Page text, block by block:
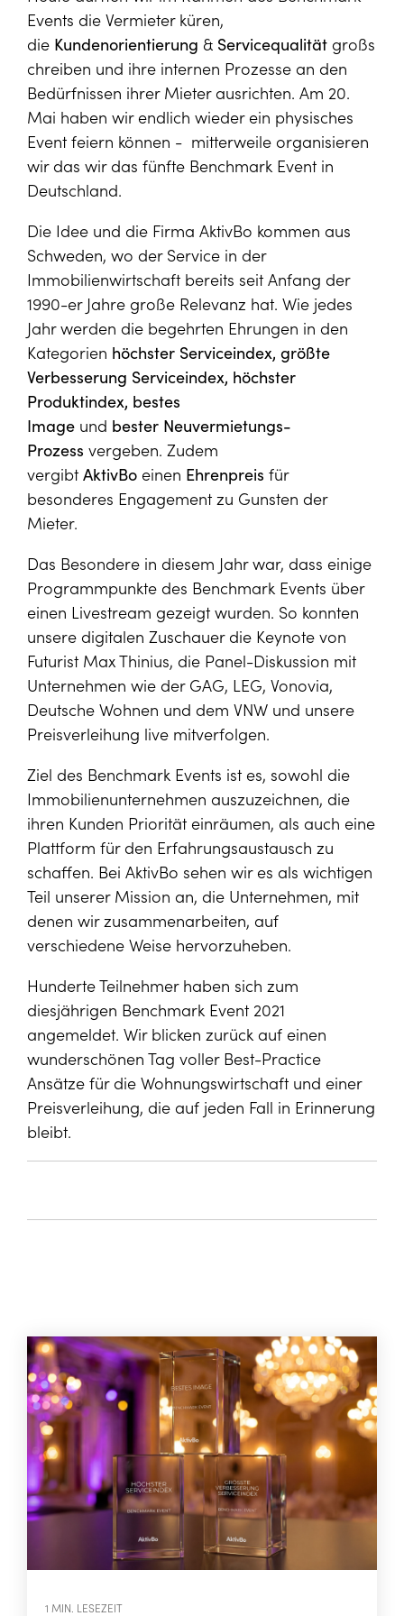
Events die Vermieter küren,
die Kundenorientierung & Servicequalität großs
chreiben und ihre internen Prozesse an den
Bedürfnissen ihrer Mieter ausrichten. Am 20.
Mai haben wir endlich wieder ein physisches
Event feiern können - mitterweile organisieren
wir das wir das fünfte Benchmark Event in
Deutschland.
Die Idee und die Firma AktivBo kommen aus
Schweden, wo der Service in der
Immobilienwirtschaft bereits seit Anfang der
1990-er Jahre große Relevanz hat. Wie jedes
Jahr werden die begehrten Ehrungen in den
Kategorien höchster Serviceindex, größte
Verbesserung Serviceindex, höchster
Produktindex, bestes
Image und bester Neuvermietungs-
Prozess vergeben. Zudem
vergibt AktivBo einen Ehrenpreis für
besonderes Engagement zu Gunsten der
Mieter.
Das Besondere in diesem Jahr war, dass einige
Programmpunkte des Benchmark Events über
einen Livestream gezeigt wurden. So konnten
unsere digitalen Zuschauer die Keynote von
Futurist Max Thinius, die Panel-Diskussion mit
Unternehmen wie der GAG, LEG, Vonovia,
Deutsche Wohnen und dem VNW und unsere
Preisverleihung live mitverfolgen.
Ziel des Benchmark Events ist es, sowohl die
Immobilienunternehmen auszuzeichnen, die
ihren Kunden Priorität einräumen, als auch eine
Plattform für den Erfahrungsaustausch zu
schaffen. Bei AktivBo sehen wir es als wichtigen
Teil unserer Mission an, die Unternehmen, mit
denen wir zusammenarbeiten, auf
verschiedene Weise hervorzuheben.
Hunderte Teilnehmer haben sich zum
diesjährigen Benchmark Event 2021
angemeldet. Wir blicken zurück auf einen
wunderschönen Tag voller Best-Practice
Ansätze für die Wohnungswirtschaft und einer
Preisverleihung, die auf jeden Fall in Erinnerung
bleibt.
1 MIN. LESEZEIT